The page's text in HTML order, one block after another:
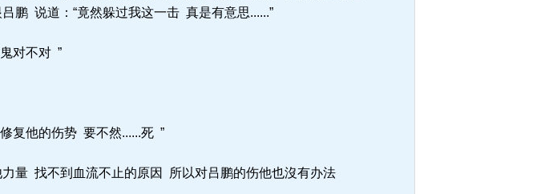
鹏 说道：“竟然躲过我这一击 真是有意思......”
对不对 ”
复他的伤势 要不然......死 ”
量 找不到血流不止的原因 所以对吕鹏的伤他也沒有办法